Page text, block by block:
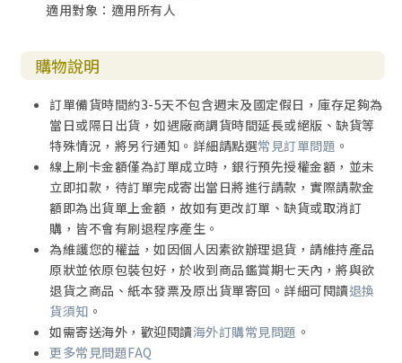
生日快樂一天遊
一家旅遊學規劃
溜走了的金色利是
愛意滿滿的「護身符」
「表愛心見真情」的利是錢
每月電費知多少？
家庭開支非禁忌
7 保護金錢
他的單車遺失了
不怕一萬、只怕萬一
守護的承諾
保險——愛與責任的守護者
適用對象：適用所有人
購物說明
訂單備貨時間約3-5天不包含週末及國定假日，庫存足夠為
當日或隔日出貨，如遇廠商調貨時間延長或絕版、缺貨等
特殊情況，將另行通知。詳細請點選常見訂單問題 。
線上刷卡金額僅為訂單成立時，銀行預先授權金額，並未
立即扣款，待訂單完成寄出當日將進行請款，實際請款金
額即為出貨單上金額，故如有更改訂單、缺貨或取消訂
購，皆不會有刷退程序產生。
為維護您的權益，如因個人因素欲辦理退貨，請維持產品
原狀並依原包裝包好，於收到商品鑑賞期七天內，將與欲
退貨之商品、紙本發票及原出貨單寄回。詳細可閱讀退換
貨須知 。
如需寄送海外，歡迎閱讀海外訂購常見問題 。
更多常見問題FAQ